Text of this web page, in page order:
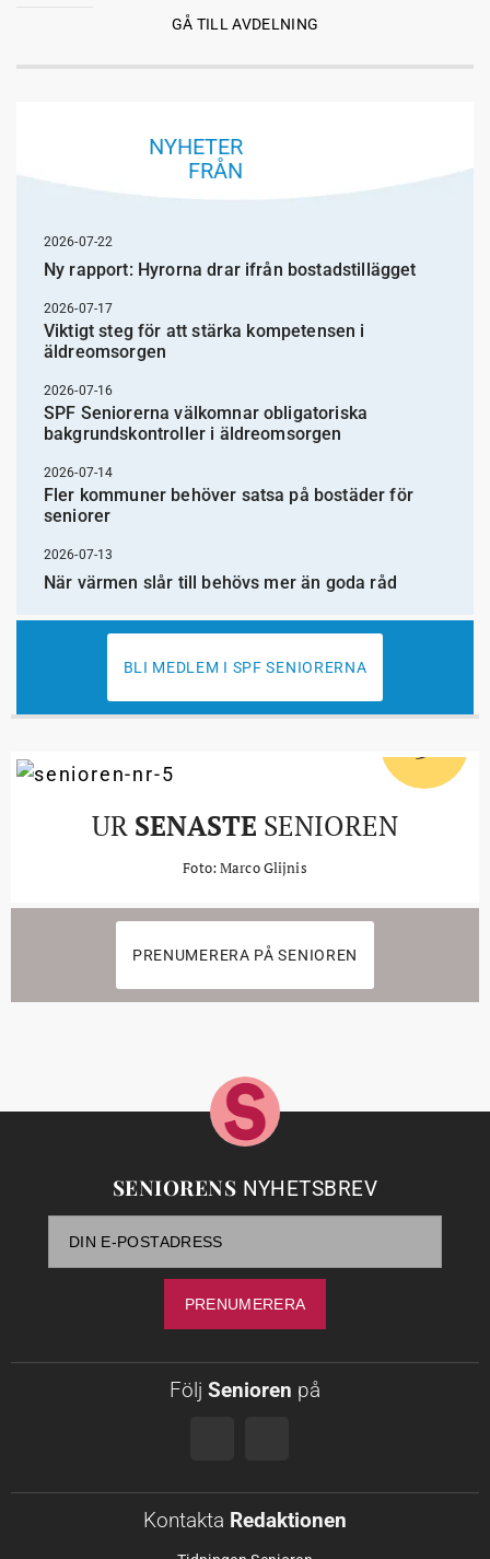
GÅ TILL AVDELNING
NYHETER
FRÅN
2026-07-22
Ny rapport: Hyrorna drar ifrån bostadstillägget
2026-07-17
Viktigt steg för att stärka kompetensen i
äldreomsorgen
2026-07-16
SPF Seniorerna välkomnar obligatoriska
bakgrundskontroller i äldreomsorgen
2026-07-14
Fler kommuner behöver satsa på bostäder för
seniorer
2026-07-13
När värmen slår till behövs mer än goda råd
BLI MEDLEM I SPF SENIORERNA
5
UR SENASTE SENIOREN
Foto: Marco Glijnis
PRENUMERERA PÅ SENIOREN
SENIORENS NYHETSBREV
Följ Senioren på
Kontakta Redaktionen